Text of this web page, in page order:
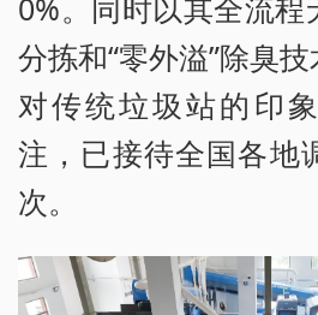
0%。同时以其全流
分拣和“零外溢”除臭
对传统垃圾站的印
注，已接待全国各地
次。